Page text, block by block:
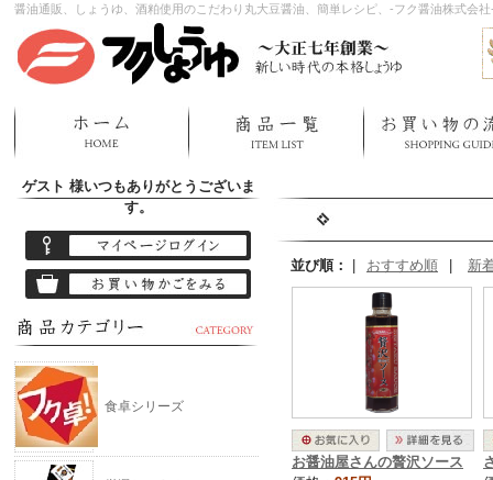
醤油通販、しょうゆ、酒粕使用のこだわり丸大豆醤油、簡単レシピ、-フク醤油株式会社
ゲスト 様いつもありがとうございま
す。
食卓シリーズ
並び順： おすすめ順 新
お醤油屋さんの贅沢ソース